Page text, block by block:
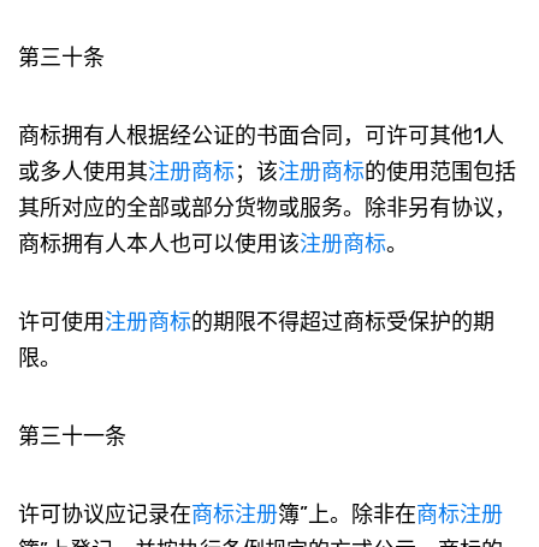
第三十条
商标拥有人根据经公证的书面合同，可许可其他1人
或多人使用其注册商标；该注册商标的使用范围包括
其所对应的全部或部分货物或服务。除非另有协议，
商标拥有人本人也可以使用该注册商标。
许可使用注册商标的期限不得超过商标受保护的期
限。
第三十一条
许可协议应记录在商标注册簿”上。除非在商标注册